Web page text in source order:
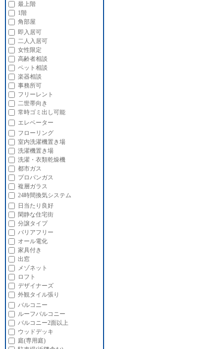
最上階
1階
角部屋
即入居可
二人入居可
女性限定
高齢者相談
ペット相談
楽器相談
事務所可
フリーレント
二世帯向き
常時ゴミ出し可能
エレベーター
フローリング
室内洗濯機置き場
洗濯機置き場
洗濯・衣類乾燥機
都市ガス
プロパンガス
複層ガラス
24時間換気システム
日当たり良好
閑静な住宅街
分譲タイプ
バリアフリー
オール電化
家具付き
出窓
メゾネット
ロフト
デザイナーズ
外観タイル張り
バルコニー
ルーフバルコニー
バルコニー2面以上
ウッドデッキ
庭(専用庭)